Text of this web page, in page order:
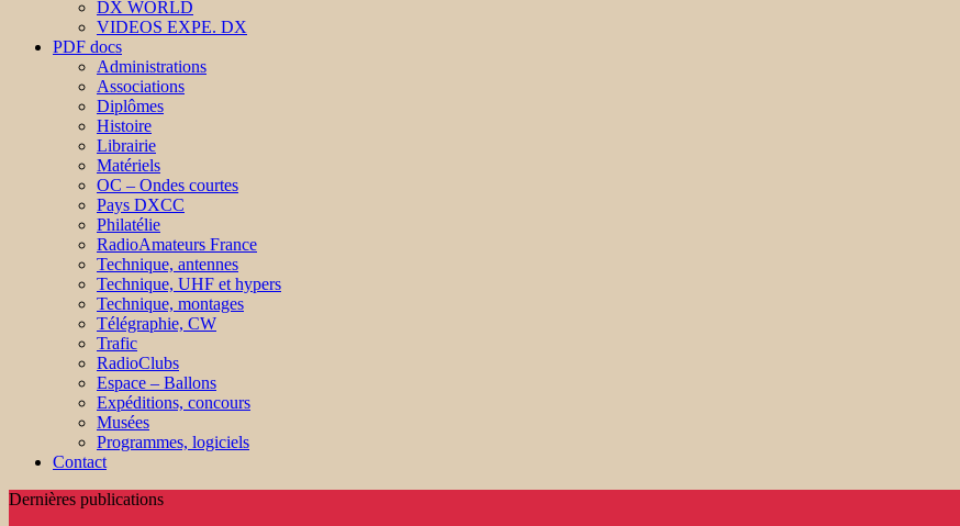
DX WORLD
VIDEOS EXPE. DX
PDF docs
Administrations
Associations
Diplômes
Histoire
Librairie
Matériels
OC – Ondes courtes
Pays DXCC
Philatélie
RadioAmateurs France
Technique, antennes
Technique, UHF et hypers
Technique, montages
Télégraphie, CW
Trafic
RadioClubs
Espace – Ballons
Expéditions, concours
Musées
Programmes, logiciels
Contact
Dernières publications